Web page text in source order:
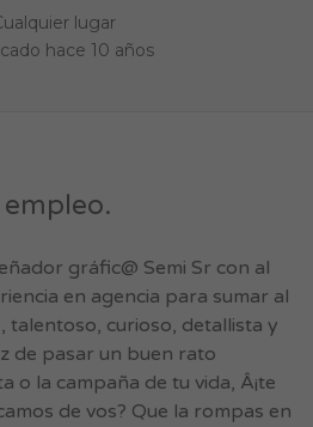
lugar
hace 10 años
gráfic@ Semi Sr con al
en agencia para sumar al
talentoso, curioso, detallista y
de pasar un buen rato
o la campaña de tu vida, Â¡te
de vos? Que la rompas en